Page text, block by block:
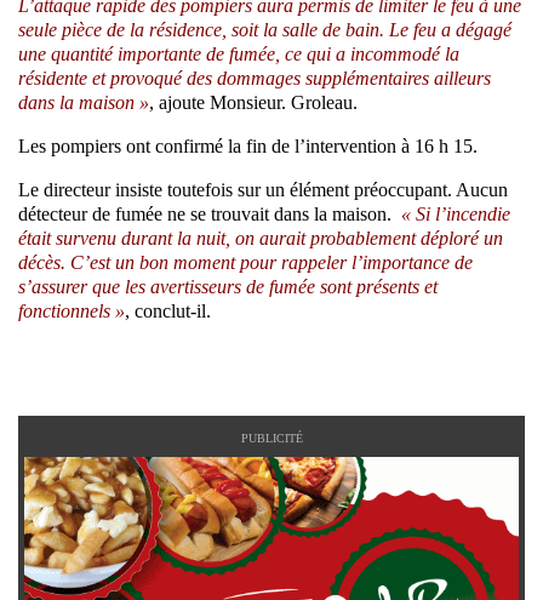
L’attaque rapide des pompiers aura permis de limiter le feu à une
seule pièce de la résidence, soit la salle de bain. Le feu a dégagé
une quantité importante de fumée, ce qui a incommodé la
résidente et provoqué des dommages supplémentaires ailleurs
dans la maison », ajoute Monsieur. Groleau.
Les pompiers ont confirmé la fin de l’intervention à 16 h 15.
Le directeur insiste toutefois sur un élément préoccupant. Aucun
détecteur de fumée ne se trouvait dans la maison. « Si l’incendie
était survenu durant la nuit, on aurait probablement déploré un
décès. C’est un bon moment pour rappeler l’importance de
s’assurer que les avertisseurs de fumée sont présents et
fonctionnels », conclut-il.
PUBLICITÉ